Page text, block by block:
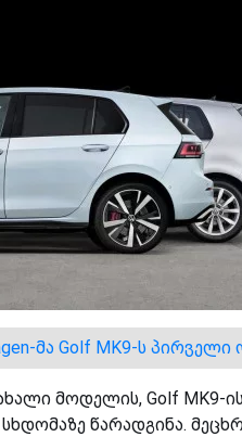
მა Golf MK9-ს
ახალი მოდელის, Golf
წარადგინა.